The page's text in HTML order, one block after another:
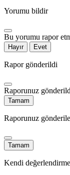
Yorumu bildir
Bu yorumu rapor
Hayır Evet
Rapor gönderildi
Raporunuz
Tamam
Raporunuz
Tamam
Kendi